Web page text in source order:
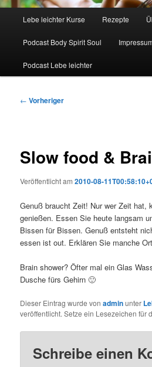
Lebe leichter Kurse Rezepte
Podcast Body Spirit Soul
Podcast Lebe leichter
Beitragsnavigation
← Vorheriger
Slow food &
Veröffentlicht am2010-08-
Genuß braucht Zeit! Nur wer Zeit hat,
genießen. Essen Sie heute langsam
Bissen für Bissen. Genuß entsteht
essen ist out. Erklären Sie manche
Brain shower? Öfter mal ein Glas
Dusche fürs Gehirn 🙂
Dieser Eintrag wurde vonadminunter
veröffentlicht. Setze ein Lesezeichen für
Schreibe einen